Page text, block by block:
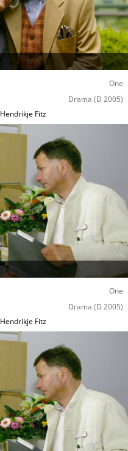
One
Drama (D 2005)
Hendrikje Fitz
One
Drama (D 2005)
Hendrikje Fitz